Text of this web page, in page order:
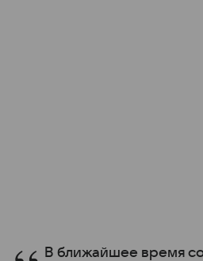
В ближайшее время